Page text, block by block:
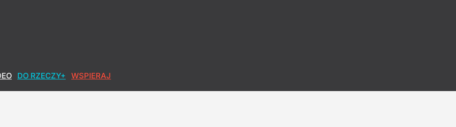
DO RZECZY+ WSPIERAJ
za sprawcą